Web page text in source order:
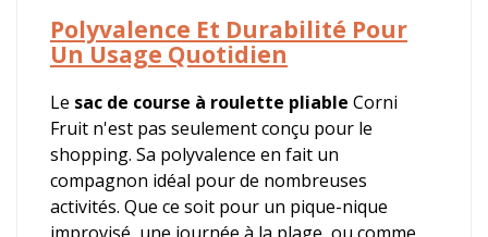
Polyvalence Et Durabilité Pour
Un Usage Quotidien
Le sac de course à roulette pliable Corni
Fruit n'est pas seulement conçu pour le
shopping. Sa polyvalence en fait un
compagnon idéal pour de nombreuses
activités. Que ce soit pour un pique-nique